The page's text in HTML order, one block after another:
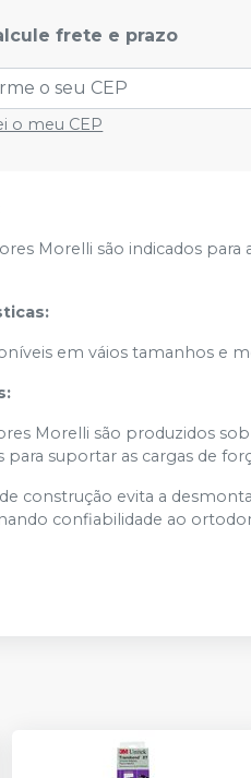
frete e prazo
o meu CEP
Morelli são indicados
em váios tamanhos e
Morelli são produzidos
para suportar as cargas de
construção evita a
confiabilidade ao